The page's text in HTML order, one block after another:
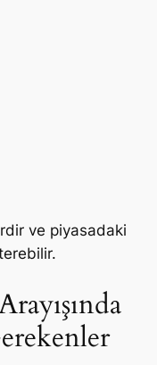
ve piyasadaki